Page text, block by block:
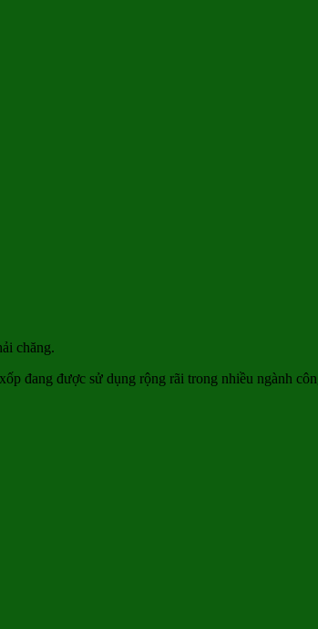
chăng.
đang được sử dụng rộng rãi trong nhiều ngành